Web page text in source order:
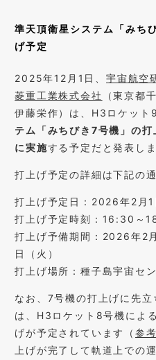
準天頂衛星システム「みち
げ予定
2025年12月1日、宇宙航空
菱重工業株式会社
（東京都
伊藤栄作）は、H3ロケット
テム「みちびき7号機」の打
に実施する予定だと発表しま
打上げ予定の詳細は下記の通
打上げ予定日：2026年2月1
打上げ予定時刻：16:30～
打上げ予備期間：2026年2
日（火）
打上げ場所：種子島宇宙セ
なお、7号機の打上げに先
は、H3ロケット8号機によ
げが予定されています（参
上げが完了して軌道上での